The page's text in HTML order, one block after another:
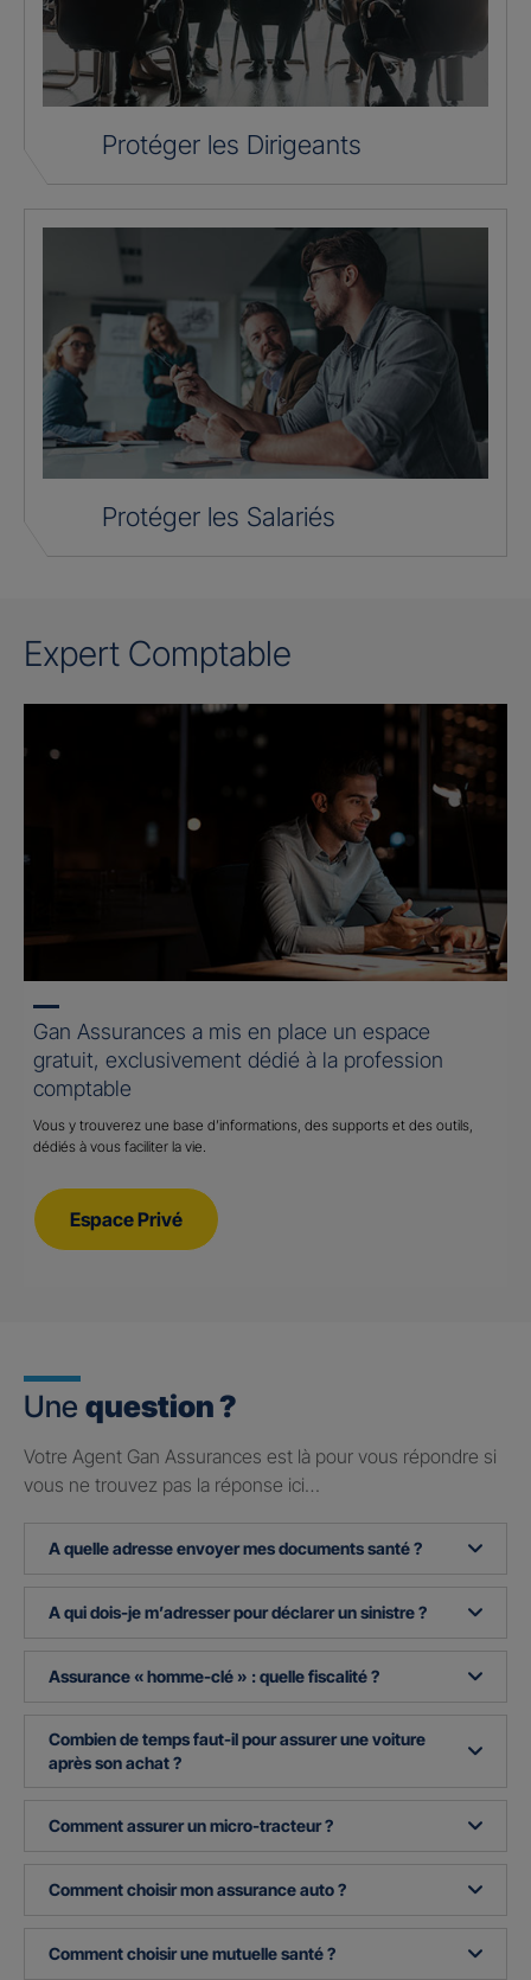
Protéger les Dirigeants
Protéger les Salariés
Expert Comptable
Gan Assurances a mis en place un espace
gratuit, exclusivement dédié à la profession
comptable
Vous y trouverez une base d’informations, des supports et des outils,
dédiés à vous faciliter la vie.
Espace Privé
Une question ?
Votre Agent Gan Assurances est là pour vous répondre si
vous ne trouvez pas la réponse ici…
A quelle adresse envoyer mes documents santé ?
A qui dois-je m’adresser pour déclarer un sinistre ?
Assurance « homme-clé » : quelle fiscalité ?
Combien de temps faut-il pour assurer une voiture
après son achat ?
Comment assurer un micro-tracteur ?
Comment choisir mon assurance auto ?
Comment choisir une mutuelle santé ?